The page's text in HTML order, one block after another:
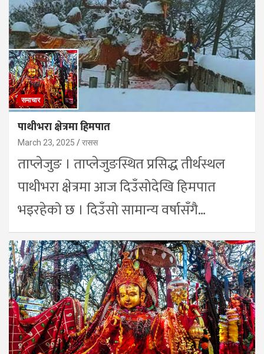
समाचार
पाथीभरा क्षेत्रमा हिमपात
March 23, 2025 रासस
ताप्लेजुङ । ताप्लेजुङस्थित प्रसिद्ध तीर्थस्थल
पाथीभरा क्षेत्रमा आज दिउँसोदेखि हिमपात
भइरहेको छ । दिउँसो सामान्य वर्षासँगै…